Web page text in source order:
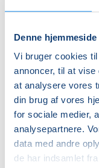
Denne
Vi bruger cookies
annoncer, til at
at analysere vores
din brug af vores
for sociale medier,
analysepartnere.
data med andre
de har indsamlet
lørdag 10.10.2026,
Antal mødegange
1mødegang
Adresse
(Hjemkundskab)
Se på kort